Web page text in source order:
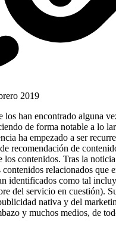
2019
los han encontrado alguna
de forma notable a lo
ha empezado a ser
recomendación de
los contenidos. Tras la
relacionados que
identificados como tal
del servicio en cuestión).
nativa y del
y muchos medios, de